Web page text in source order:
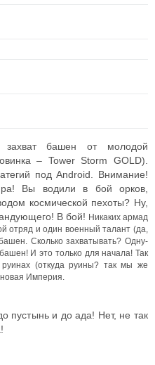
захват башен от молодой
– Tower Storm GOLD).
под Android. Внимание!
Вы водили в бой орков,
космической пехоты? Ну,
В бой! Никаких армад
отряд и один военный талант (да,
Сколько захватывать? Одну-
И это только для начала! Так
(откуда руины? так мы же
новая Империя.
пустынь и до ада! Нет, не так